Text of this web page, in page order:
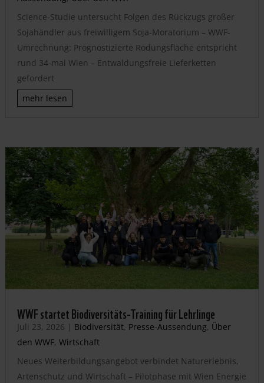
Science-Studie untersucht Folgen des Rückzugs großer
Sojahändler aus freiwilligem Soja-Moratorium – WWF-
Umrechnung: Prognostizierte Rodungsfläche entspricht
rund 34-mal Wien – Entwaldungsfreie Lieferketten
gefordert
mehr lesen
WWF startet Biodiversitäts-Training für Lehrlinge
Juli 23, 2026 | Biodiversität, Presse-Aussendung, Über
den WWF, Wirtschaft
Neues Weiterbildungsangebot verbindet Naturerlebnis,
Artenschutz und Wirtschaft – Pilotphase mit Wien Energie